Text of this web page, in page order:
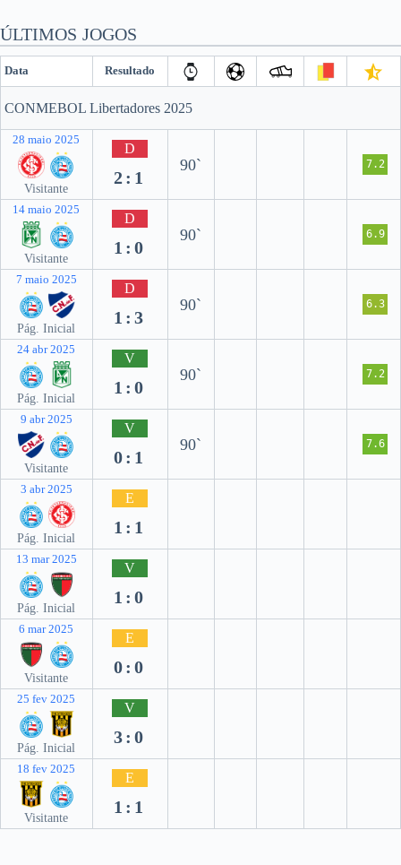
ÚLTIMOS JOGOS
Data Resultado
CONMEBOL Libertadores 2025
28 maio 2025
Visitante
D
2:1
90` 7.2
14 maio 2025
Visitante
D
1:0
90` 6.9
7 maio 2025
Pág. Inicial
D
1:3
90` 6.3
24 abr 2025
Pág. Inicial
V
1:0
90` 7.2
9 abr 2025
Visitante
V
0:1
90` 7.6
3 abr 2025
Pág. Inicial
E
1:1
13 mar 2025
Pág. Inicial
V
1:0
6 mar 2025
Visitante
E
0:0
25 fev 2025
Pág. Inicial
V
3:0
18 fev 2025
Visitante
E
1:1